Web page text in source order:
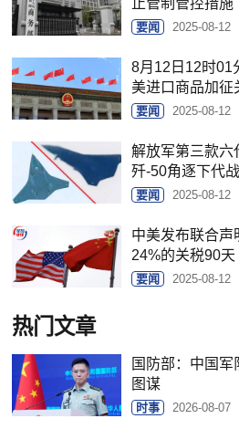
止管制管控措施
要闻 2025-08-12
8月12日12时01
美进口商品加征
要闻 2025-08-12
解放军第三款六
歼-50角逐下代
要闻 2025-08-12
中美发布联合声
24%的关税90天
要闻 2025-08-12
热门文章
国防部：中国
图谋
时事 2026-08-07